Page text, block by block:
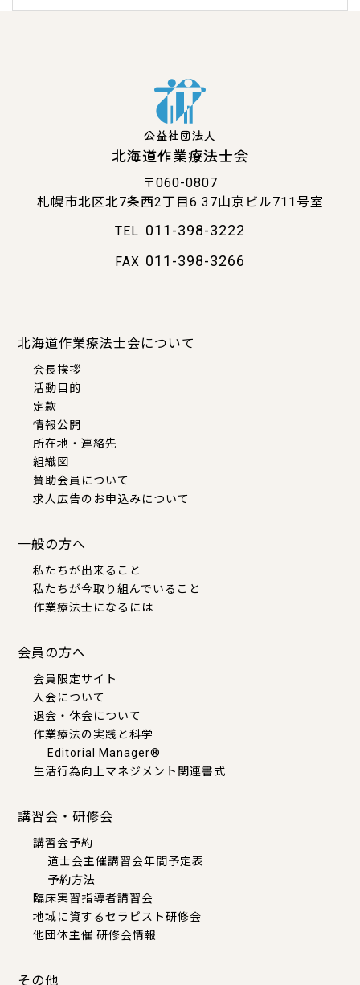
公益社団法人
北海道作業療法士会
〒060-0807
札幌市北区北7条西2丁目6 37山京ビル711号室
TEL 011-398-3222
FAX 011-398-3266
北海道作業療法士会について
会長挨拶
活動目的
定款
情報公開
所在地・連絡先
組織図
賛助会員について
求人広告のお申込みについて
一般の方へ
私たちが出来ること
私たちが今取り組んでいること
作業療法士になるには
会員の方へ
会員限定サイト
入会について
退会・休会について
作業療法の実践と科学
Editorial Manager®
生活行為向上マネジメント関連書式
講習会・研修会
講習会予約
道士会主催講習会年間予定表
予約方法
臨床実習指導者講習会
地域に資するセラピスト研修会
他団体主催 研修会情報
その他